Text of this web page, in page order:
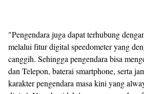
"Pengendara juga dapat terhubung
melalui fitur digital speedometer yang
canggih. Sehingga pengendara bisa
dan Telepon, baterai smartphone, serta
karakter pengendara masa kini yang